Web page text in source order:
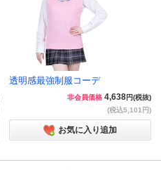
透明感最強制服コーデ
非会員価格 4,638円(税抜)
(税込5,101円)
お気に入り追加